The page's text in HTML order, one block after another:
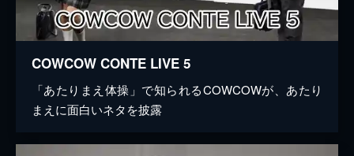
COWCOW CONTE LIVE 5
「あたりまえ体操」で知られるCOWCOWが、あたり
まえに面白いネタを披露